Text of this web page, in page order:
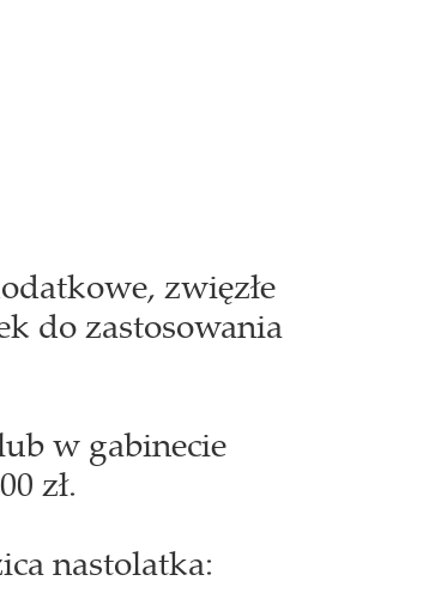
zwięzłe
do zastosowania
w gabinecie
zł.
nastolatka: